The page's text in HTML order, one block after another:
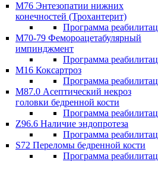
М76 Энтезопатии нижних
конечностей (Трохантерит)
Программа
М70-79 Фемороацетабулярный
импинджмент
Программа
M16 Коксартроз
Программа
М87.0 Асептический некроз
головки бедренной кости
Программа
Z96.6 Наличие эндопротеза
Программа
S72 Переломы бедренной кости
Программа